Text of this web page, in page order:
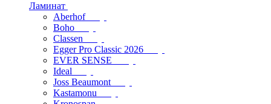
Ламинат
Aberhof
Boho
Classen
Egger Pro Classic 2026
EVER SENSE
Ideal
Joss Beaumont
Kastamonu